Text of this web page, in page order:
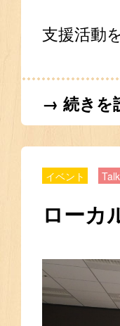
支援活動
→ 続きを
イベント
ローカ